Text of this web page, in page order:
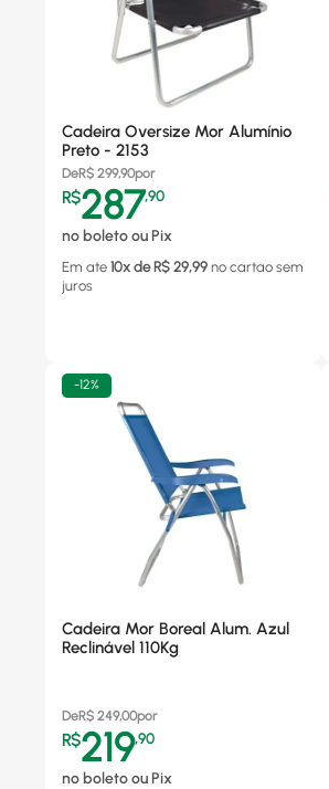
Cadeira Oversize Mor Alumínio
Preto - 2153
DeR$ 299,90por
R$287,90
no boleto ou Pix
Em ate 10x de R$ 29,99 no cartao sem
juros
-12%
Cadeira Mor Boreal Alum. Azul
Reclinável 110Kg
DeR$ 249,00por
R$219,90
no boleto ou Pix